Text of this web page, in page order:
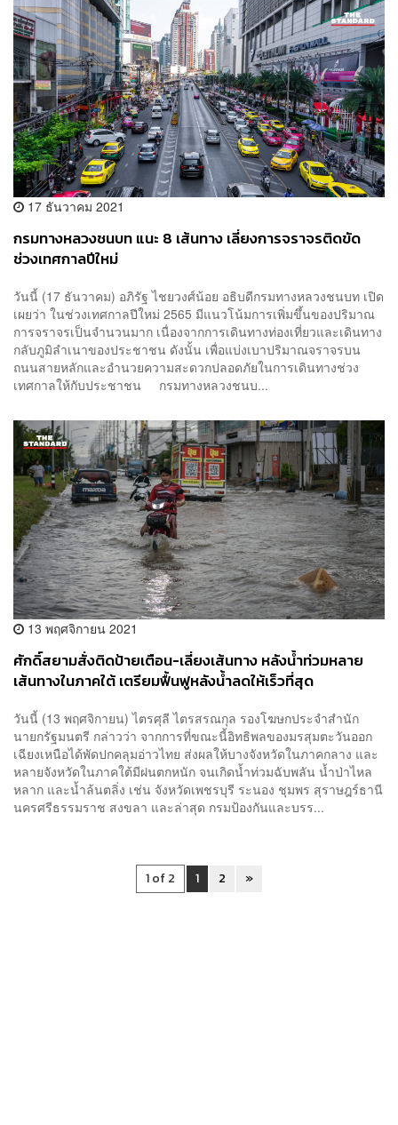
17 ธันวาคม 2021
กรมทางหลวงชนบท แนะ 8 เส้นทาง เลี่ยงการจราจรติดขัด
ช่วงเทศกาลปีใหม่
วันนี้ (17 ธันวาคม) อภิรัฐ ไชยวงศ์น้อย อธิบดีกรมทางหลวงชนบท เปิด
เผยว่า ในช่วงเทศกาลปีใหม่ 2565 มีแนวโน้มการเพิ่มขึ้นของปริมาณ
การจราจรเป็นจำนวนมาก เนื่องจากการเดินทางท่องเที่ยวและเดินทาง
กลับภูมิลำเนาของประชาชน ดังนั้น เพื่อแบ่งเบาปริมาณจราจรบน
ถนนสายหลักและอำนวยความสะดวกปลอดภัยในการเดินทางช่วง
เทศกาลให้กับประชาชน กรมทางหลวงชนบ...
13 พฤศจิกายน 2021
ศักดิ์สยามสั่งติดป้ายเตือน-เลี่ยงเส้นทาง หลังน้ำท่วมหลาย
เส้นทางในภาคใต้ เตรียมฟื้นฟูหลังน้ำลดให้เร็วที่สุด
วันนี้ (13 พฤศจิกายน) ไตรศุลี ไตรสรณกุล รองโฆษกประจำสำนัก
นายกรัฐมนตรี กล่าวว่า จากการที่ขณะนี้อิทธิพลของมรสุมตะวันออก
เฉียงเหนือได้พัดปกคลุมอ่าวไทย ส่งผลให้บางจังหวัดในภาคกลาง และ
หลายจังหวัดในภาคใต้มีฝนตกหนัก จนเกิดน้ำท่วมฉับพลัน น้ำป่าไหล
หลาก และน้ำล้นตลิ่ง เช่น จังหวัดเพชรบุรี ระนอง ชุมพร สุราษฎร์ธานี
นครศรีธรรมราช สงขลา และล่าสุด กรมป้องกันและบรร...
1 of 2 1 2 »